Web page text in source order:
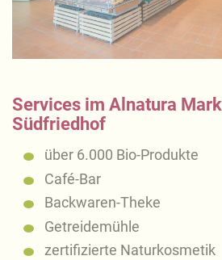
Services im Alnatura
Südfriedhof
über 6.000 Bio-Produkte
Café-Bar
Backwaren-Theke
Getreidemühle
zertifizierte Naturkosmetik